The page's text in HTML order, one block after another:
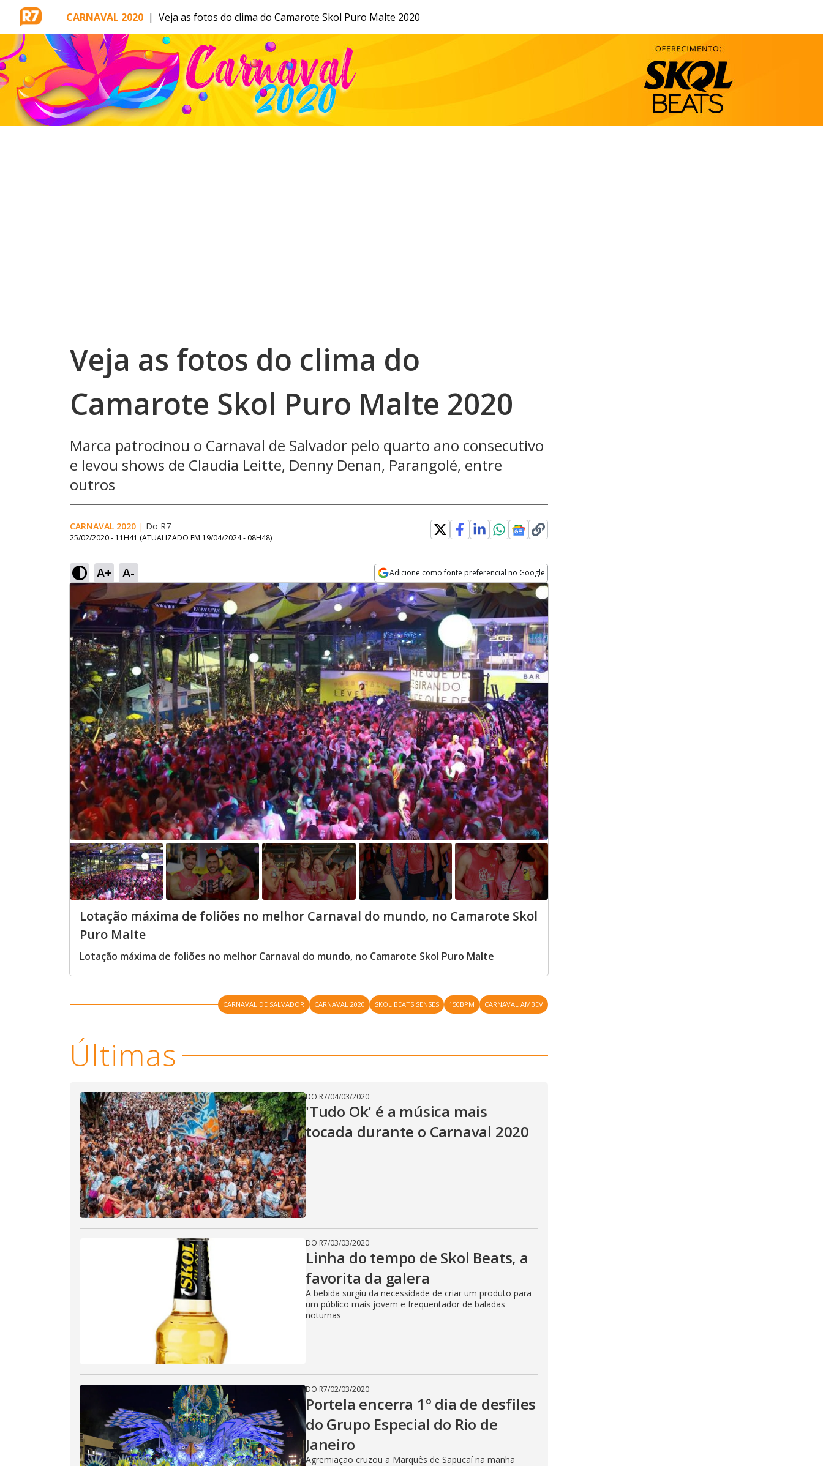
MENU BRASÍLIA ENTRETÊ ESPORTES JR 24H RECORD RECORD NEWS
CARNAVAL 2020 | Veja as fotos do clima do Camarote Skol Puro Malte 2020
Veja as fotos do clima do
Camarote Skol Puro Malte 2020
Marca patrocinou o Carnaval de Salvador pelo quarto ano consecutivo
e levou shows de Claudia Leitte, Denny Denan, Parangolé, entre
outros
CARNAVAL 2020 | Do R7
25/02/2020 - 11H41 (ATUALIZADO EM 19/04/2024 - 08H48)
A+ A- Adicione como fonte preferencial no Google
Opens in new window
Lotação máxima de foliões no melhor Carnaval do mundo, no Camarote Skol
Puro Malte
Lotação máxima de foliões no melhor Carnaval do mundo, no Camarote Skol Puro Malte
CARNAVAL DE SALVADOR CARNAVAL 2020 SKOL BEATS SENSES 150BPM CARNAVAL AMBEV
Últimas
DO R7/04/03/2020
'Tudo Ok' é a música mais
tocada durante o Carnaval 2020
DO R7/03/03/2020
Linha do tempo de Skol Beats, a
favorita da galera
A bebida surgiu da necessidade de criar um produto para
um público mais jovem e frequentador de baladas
noturnas
DO R7/02/03/2020
Portela encerra 1º dia de desfiles
do Grupo Especial do Rio de
Janeiro
Agremiação cruzou a Marquês de Sapucaí na manhã